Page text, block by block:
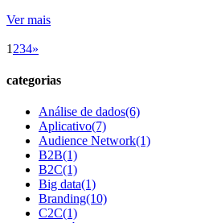
Ver mais
1 234»
categorias
Análise de dados(6)
Aplicativo(7)
Audience Network(1)
B2B(1)
B2C(1)
Big data(1)
Branding(10)
C2C(1)